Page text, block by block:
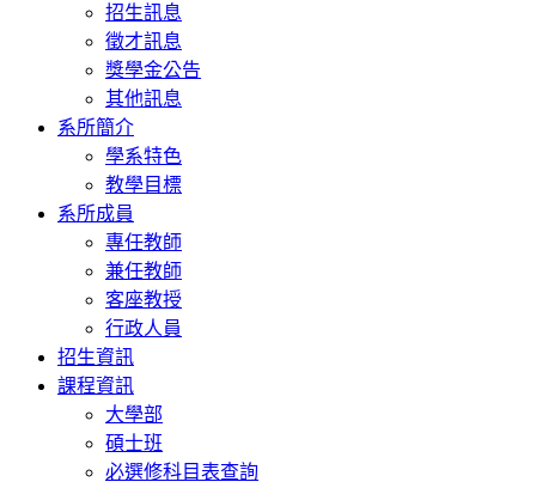
招生訊息
徵才訊息
獎學金公告
其他訊息
系所簡介
學系特色
教學目標
系所成員
專任教師
兼任教師
客座教授
行政人員
招生資訊
課程資訊
大學部
碩士班
必選修科目表查詢